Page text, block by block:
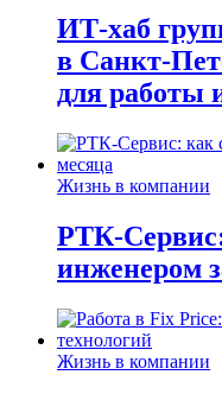
ИТ-хаб
в Санкт-
для работы
Жизнь в компании
РТК-
инженером
Жизнь в компании